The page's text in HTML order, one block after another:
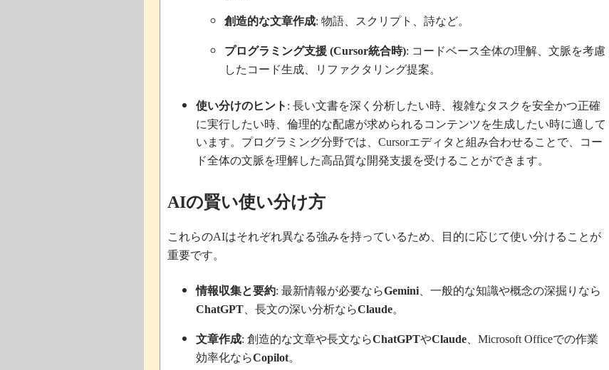
創造的な文章作成: 物語、スクリプト、詩など。
プログラミング支援 (Cursor統合時): コードベース全体の理解、文脈を考慮
したコード生成、リファクタリング提案。
使い分けのヒント : 長い文書を深く分析したい時、複雑なタスクを安全かつ正確
に実行したい時、倫理的な配慮が求められるコンテンツを生成したい時に適して
います。プログラミング分野では、
Cursorエディタと組み合わせることで、コー
ド全体の文脈を理解した高品質な開発支援を受けることができます。
AIの賢い使い分け方
これらのAIはそれぞれ異なる強みを持っているため、目的に応じて使い分けることが
重要です。
情報収集と要約: 最新情報が必要ならGemini、一般的な知識や概念の深掘りなら
ChatGPT、長文の深い分析ならClaude。
文章作成: 創造的な文章や長文ならChatGPTやClaude、 Microsoft Officeでの作業
効率化ならCopilot。